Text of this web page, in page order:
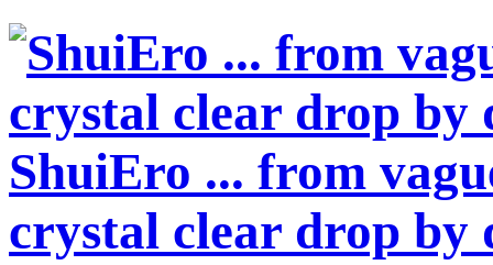
ShuiEro ... from
crystal clear drop by